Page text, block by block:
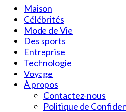
Maison
Célébrités
Mode de Vie
Des sports
Entreprise
Technologie
Voyage
À propos
Contactez-nous
Politique de